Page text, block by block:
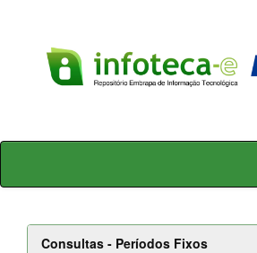
Skip
Consultas - Períodos Fixos